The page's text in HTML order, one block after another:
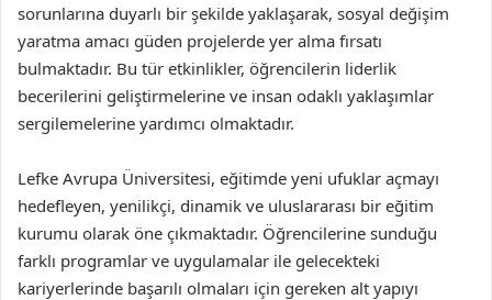
sorunlarına duyarlı bir şekilde yaklaşarak, sosyal değişim
yaratma amacı güden projelerde yer alma fırsatı
bulmaktadır. Bu tür etkinlikler, öğrencilerin liderlik
becerilerini geliştirmelerine ve insan odaklı yaklaşımlar
sergilemelerine yardımcı olmaktadır.
Lefke Avrupa Üniversitesi, eğitimde yeni ufuklar açmayı
hedefleyen, yenilikçi, dinamik ve uluslararası bir eğitim
kurumu olarak öne çıkmaktadır. Öğrencilerine sunduğu
farklı programlar ve uygulamalar ile gelecekteki
kariyerlerinde başarılı olmaları için gereken alt yapıyı